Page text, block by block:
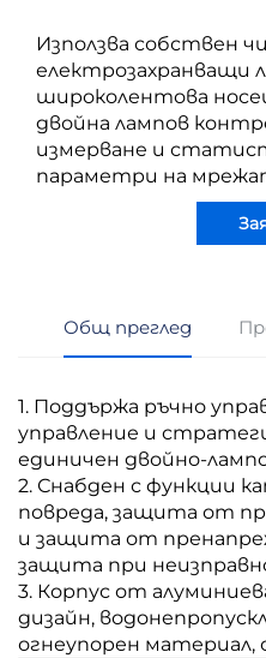
Използва собствен
електрозахранващи
широколентова
двойна лампов
измерване и
параметри на
Общ преглед
1. Поддържа ръчно
управление и
единичен двойно-
2. Снабден с функции
повреда, защита от
и защита от
защита при
3. Корпус от
дизайн,
огнеупорен материал,